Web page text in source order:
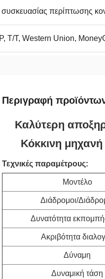
περίπτωσης
T/T, Western Union,
Περιγραφή
Καλύτερη
Κόκκινη
Τεχνικές παραμέτρους:
Μοντέλο
Διάδρομοι/
Δυνατότητα
Ακριβότητα
Δύναμη
Δυναμική τάση